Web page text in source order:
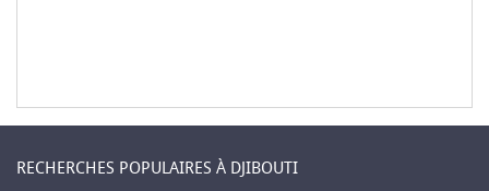
RECHERCHES POPULAIRES À DJIBOUTI